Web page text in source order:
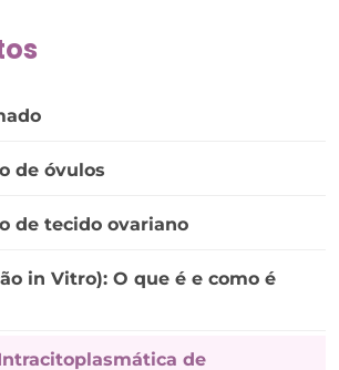
de óvulos
de tecido ovariano
in Vitro): O que é e como é
de